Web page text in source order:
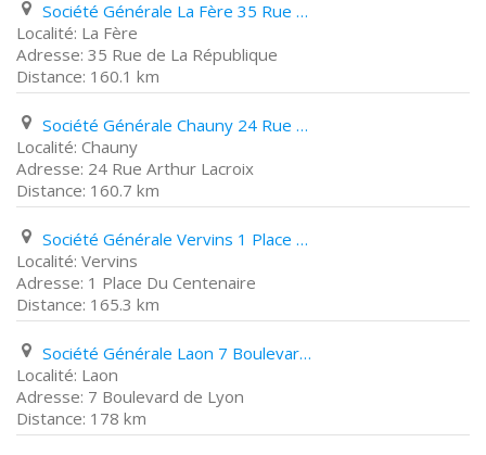
Société Générale La Fère 35 Rue de La République
La Fère
35 Rue de La République
160.1 km
Société Générale Chauny 24 Rue Arthur Lacroix
Chauny
24 Rue Arthur Lacroix
160.7 km
Société Générale Vervins 1 Place Du Centenaire
Vervins
1 Place Du Centenaire
165.3 km
Société Générale Laon 7 Boulevard de Lyon
Laon
7 Boulevard de Lyon
178 km